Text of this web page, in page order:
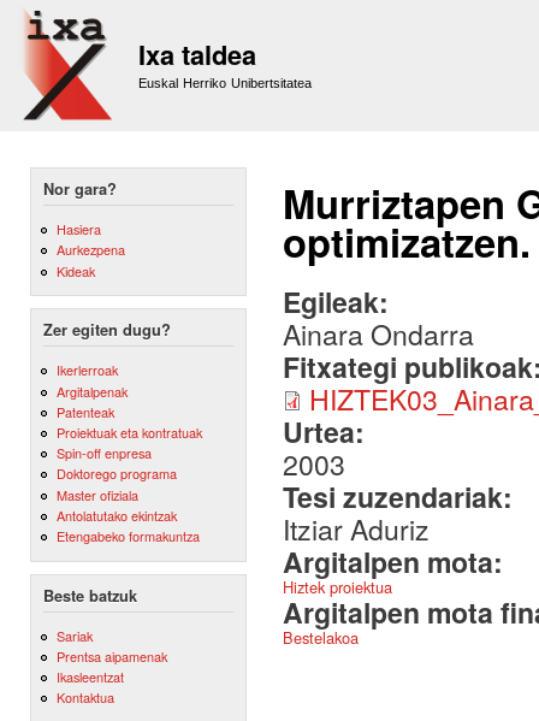
Ixa taldea
Euskal Herriko Unibertsitatea
Nor gara?
Hasiera
Aurkezpena
Kideak
Zer egiten dugu?
Ikerlerroak
Argitalpenak
Patenteak
Proiektuak eta kontratuak
Spin-off enpresa
Doktorego programa
Master ofiziala
Antolatutako ekintzak
Etengabeko formakuntza
Beste batzuk
Sariak
Prentsa aipamenak
Ikasleentzat
Kontaktua
Murriztapen
Egileak:
Ainara Ondarra
Fitxategi
Urtea:
2003
Tesi zuzendariak:
Itziar Aduriz
Argitalpen mota:
Hiztek proiektua
Argitalpen mota
Bestelakoa